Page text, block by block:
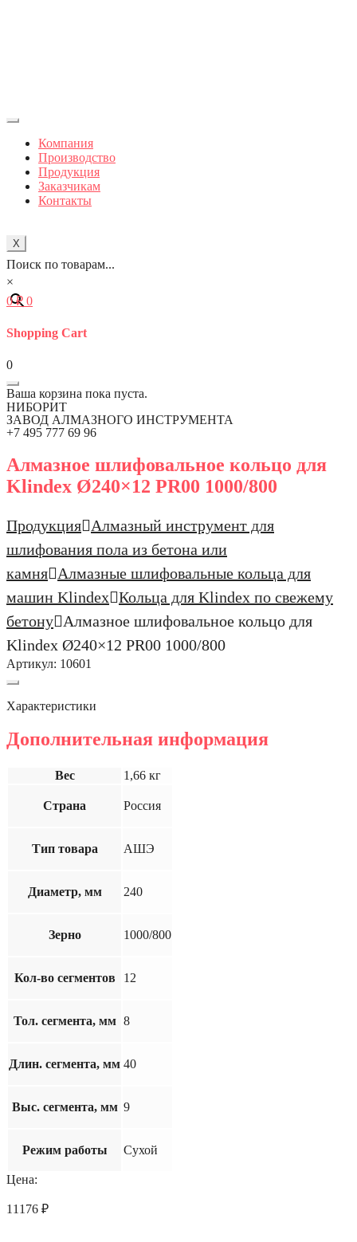
Компания
Производство
Продукция
Заказчикам
Контакты
X
Поиск по товарам...
×
0₽ 0
Shopping Cart
0
Ваша корзина пока пуста.
НИБОРИТ
ЗАВОД АЛМАЗНОГО ИНСТРУМЕНТА
+7 495 777 69 96
Алмазное шлифовальное кольцо для
Klindex Ø240×12 PR00 1000/800
Продукция
Алмазный инструмент для
шлифования пола из бетона или
камня
Алмазные шлифовальные кольца для
машин Klindex Кольца для Klindex по свежему
бетону
Алмазное шлифовальное кольцо для
Klindex Ø240×12 PR00 1000/800
Артикул: 10601
Характеристики
Дополнительная информация
Вес 1,66 кг
Страна Россия
Тип товара АШЭ
Диаметр, мм 240
Зерно 1000/800
Кол-во сегментов 12
Тол. сегмента, мм 8
Длин. сегмента, мм 40
Выс. сегмента, мм 9
Режим работы Сухой
Цена:
11176 ₽